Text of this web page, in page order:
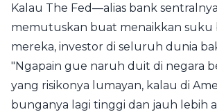
Kalau The Fed—alias bank
memutuskan buat menaikkan suku
mereka, investor di seluruh dunia
"Ngapain gue naruh duit di negara
yang risikonya lumayan, kalau di
bunganya lagi tinggi dan jauh lebih